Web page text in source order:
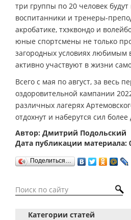
три группы по 20 человек будут
воспитанники и тренеры-
акробатике, тхэквондо и
юные спортсмены не только
загородных условиях любимым
активно участвуют в жизни
Всего с мая по август, за весь
оздоровительной кампании
различных лагерях
отдохнут и наберутся сил
Автор: Дмитрий Подольский
Дата публикации материала:
Поделиться…
Категории статей